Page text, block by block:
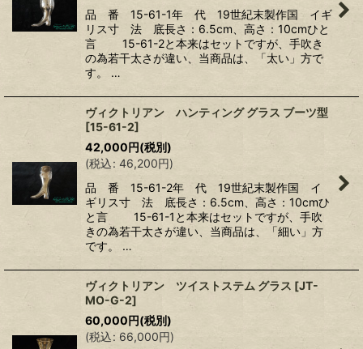
品 番 15-61-1年 代 19世紀末製作国 イギ
リス寸 法 底長さ：6.5cm、高さ：10cmひと
言 15-61-2と本来はセットですが、手吹き
の為若干太さが違い、当商品は、「太い」方で
す。 …
ヴィクトリアン ハンティング グラス ブーツ型
[15-61-2]
42,000円(税別)
(税込: 46,200円)
品 番 15-61-2年 代 19世紀末製作国 イ
ギリス寸 法 底長さ：6.5cm、高さ：10cmひ
と言 15-61-1と本来はセットですが、手吹
きの為若干太さが違い、当商品は、「細い」方
です。 …
ヴィクトリアン ツイストステム グラス [JT-
MO-G-2]
60,000円(税別)
(税込: 66,000円)